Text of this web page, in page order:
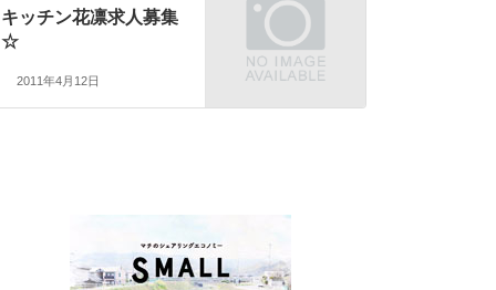
キッチン花凛求人募集
☆
2011年4月12日